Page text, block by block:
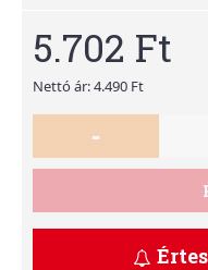
5.702 Ft
Nettó ár: 4.490 Ft
-